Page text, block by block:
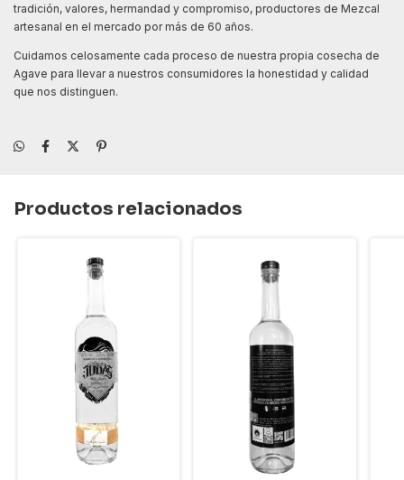
tradición, valores, hermandad y compromiso, productores de Mezcal
artesanal en el mercado por más de 60 años.
Cuidamos celosamente cada proceso de nuestra propia cosecha de
Agave para llevar a nuestros consumidores la honestidad y calidad
que nos distinguen.
Productos relacionados